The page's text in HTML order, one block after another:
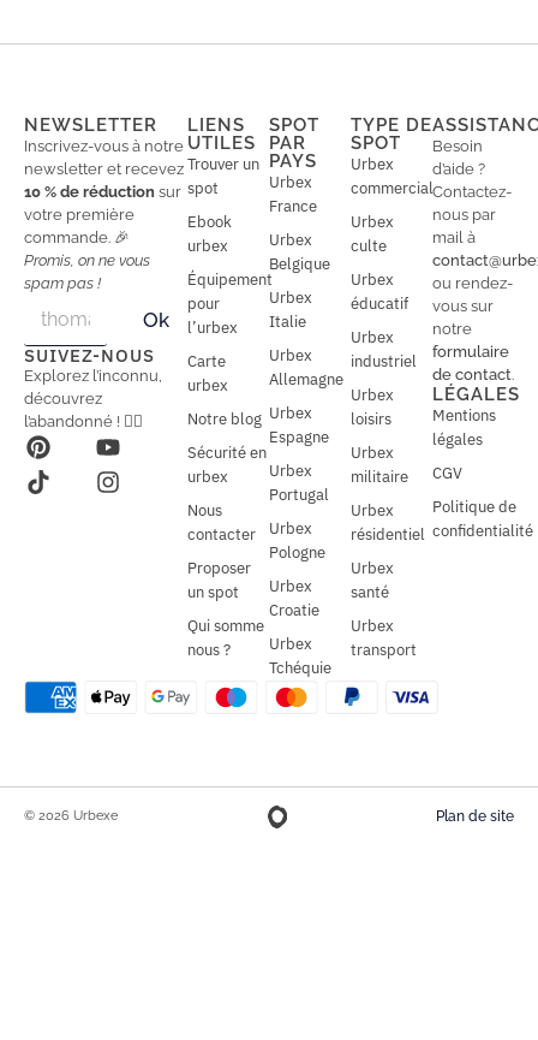
NEWSLETTER
Inscrivez-vous à notre
newsletter et recevez
10 % de réduction sur
votre première
commande. 🎉
Promis, on ne vous
spam pas !
a
i
l
a
i
l
*
Ok
SUIVEZ-NOUS
Explorez l’inconnu,
découvrez
l’abandonné ! 🕵️‍♂️
LIENS
UTILES
Trouver un
spot
Ebook
urbex
Équipement
pour
l’urbex
Carte
urbex
Notre blog
Sécurité en
urbex
Nous
contacter
Proposer
un spot
Qui somme
nous ?
SPOT
PAR
PAYS
Urbex
France
Urbex
Belgique
Urbex
Italie
Urbex
Allemagne
Urbex
Espagne
Urbex
Portugal
Urbex
Pologne
Urbex
Croatie
Urbex
Tchéquie
TYPE DE
SPOT
Urbex
commercial
Urbex
culte
Urbex
éducatif
Urbex
industriel
Urbex
loisirs
Urbex
militaire
Urbex
résidentiel
Urbex
santé
Urbex
transport
Besoin
d’aide ?
Contactez-
nous par
mail à
ou rendez-
vous sur
notre
formulaire
de contact.
LÉGALES
Mentions
légales
CGV
Politique de
confidentialité
© 2026 Urbexe Plan de site